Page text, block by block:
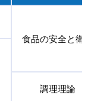
食品の安全と衛
調理理論